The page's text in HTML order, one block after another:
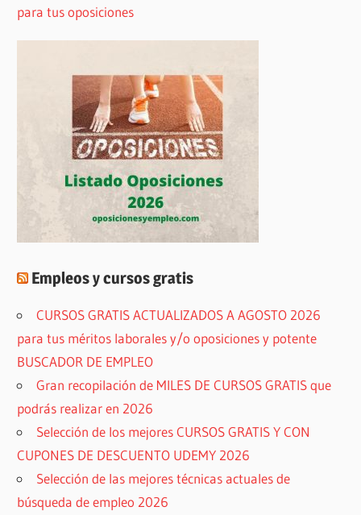
para tus oposiciones
Empleos y cursos gratis
CURSOS GRATIS ACTUALIZADOS A AGOSTO 2026
para tus méritos laborales y/o oposiciones y potente
BUSCADOR DE EMPLEO
Gran recopilación de MILES DE CURSOS GRATIS que
podrás realizar en 2026
Selección de los mejores CURSOS GRATIS Y CON
CUPONES DE DESCUENTO UDEMY 2026
Selección de las mejores técnicas actuales de
búsqueda de empleo 2026